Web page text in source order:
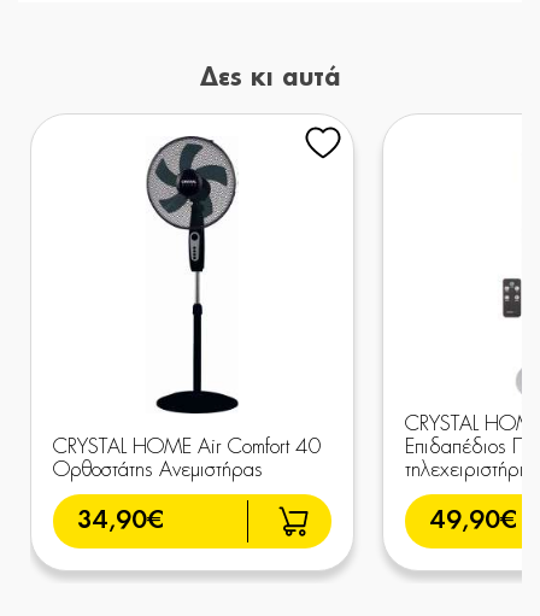
Δες κι αυτά
CRYSTAL HOME Air Comfort 40
Ορθοστάτης Ανεμιστήρας
34,90€
CRYSTAL
Επιδαπέδιος
τηλεχειριστήριο
49,90€